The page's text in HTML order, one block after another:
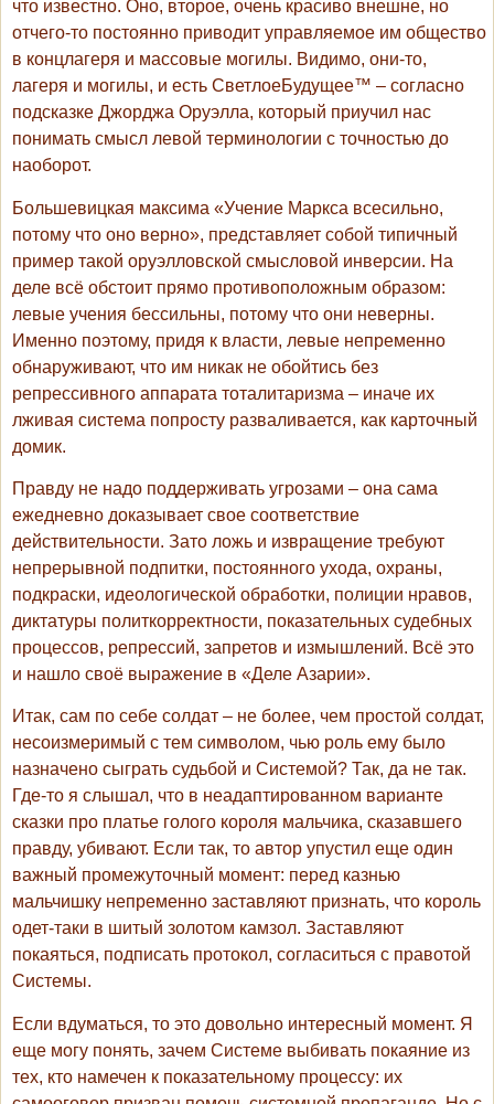
что известно. Оно, второе, очень красиво внешне, но
отчего-то постоянно приводит управляемое им общество
в концлагеря и массовые могилы. Видимо, они-то,
лагеря и могилы, и есть СветлоеБудущее™ – согласно
подсказке Джорджа Оруэлла, который приучил нас
понимать смысл левой терминологии с точностью до
наоборот.
Большевицкая максима «Учение Маркса всесильно,
потому что оно верно», представляет собой типичный
пример такой оруэлловской смысловой инверсии. На
деле всё обстоит прямо противоположным образом:
левые учения бессильны, потому что они неверны.
Именно поэтому, придя к власти, левые непременно
обнаруживают, что им никак не обойтись без
репрессивного аппарата тоталитаризма – иначе их
лживая система попросту разваливается, как карточный
домик.
Правду не надо поддерживать угрозами – она сама
ежедневно доказывает свое соответствие
действительности. Зато ложь и извращение требуют
непрерывной подпитки, постоянного ухода, охраны,
подкраски, идеологической обработки, полиции нравов,
диктатуры политкорректности, показательных судебных
процессов, репрессий, запретов и измышлений. Всё это
и нашло своё выражение в «Деле Азарии».
Итак, сам по себе солдат – не более, чем простой солдат,
несоизмеримый с тем символом, чью роль ему было
назначено сыграть судьбой и Системой? Так, да не так.
Где-то я слышал, что в неадаптированном варианте
сказки про платье голого короля мальчика, сказавшего
правду, убивают. Если так, то автор упустил еще один
важный промежуточный момент: перед казнью
мальчишку непременно заставляют признать, что король
одет-таки в шитый золотом камзол. Заставляют
покаяться, подписать протокол, согласиться с правотой
Системы.
Если вдуматься, то это довольно интересный момент. Я
еще могу понять, зачем Системе выбивать покаяние из
тех, кто намечен к показательному процессу: их